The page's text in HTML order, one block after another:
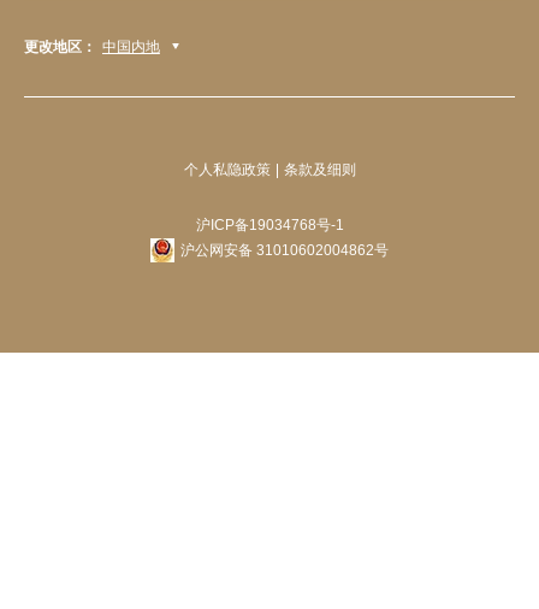
更改地区： 中国内地
个人私隐政策 条款及细则
沪ICP备19034768号-1
沪公网安备 31010602004862号